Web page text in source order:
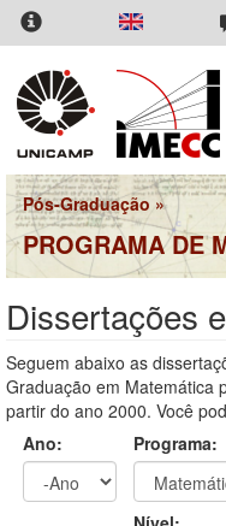
Pular
para
conteúdo
principal
Pós-Graduação »
PROGRAMA DE
Dissertações
Seguem abaixo as
Graduação em Matemática
partir do ano 2000. Você
Ano:
Programa: